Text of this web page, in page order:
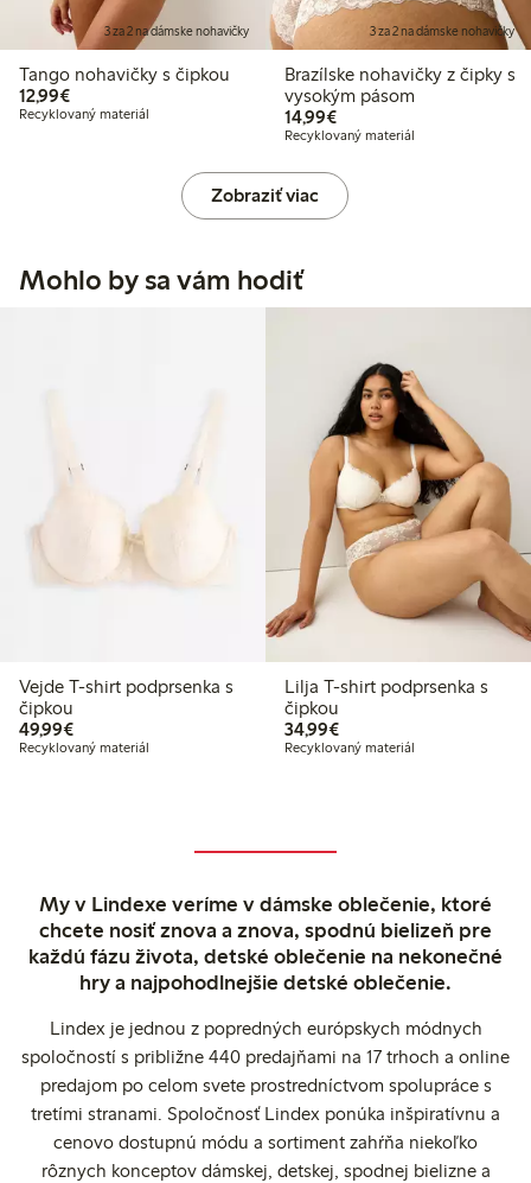
3 za 2 na dámske nohavičky
Tango nohavičky s čipkou
12,99€12,99 €
Recyklovaný materiál
3 za 2 na dámske nohavičky
Brazílske nohavičky z čipky s
vysokým pásom
14,99€14,99 €
Recyklovaný materiál
Zobraziť viac
Mohlo by sa vám hodiť
Vejde T-shirt podprsenka s
čipkou
49,99€49,99 €
Recyklovaný materiál
Lilja T-shirt podprsenka s
čipkou
34,99€34,99 €
Recyklovaný materiál
My v Lindexe veríme v dámske oblečenie, ktoré
chcete nosiť znova a znova, spodnú bielizeň pre
každú fázu života, detské oblečenie na nekonečné
hry a najpohodlnejšie detské oblečenie.
Lindex je jednou z popredných európskych módnych
spoločností s približne 440 predajňami na 17 trhoch a online
predajom po celom svete prostredníctvom spolupráce s
tretími stranami. Spoločnosť Lindex ponúka inšpiratívnu a
cenovo dostupnú módu a sortiment zahŕňa niekoľko
rôznych konceptov dámskej, detskej, spodnej bielizne a